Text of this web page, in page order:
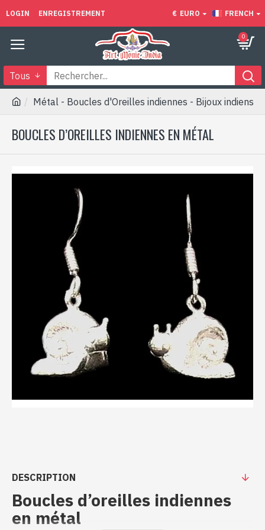
LOGIN ENREGISTREMENT € EURO FRENCH
0
Tous
Métal - Boucles d'Oreilles indiennes - Bijoux indiens
BOUCLES D’OREILLES INDIENNES EN MÉTAL
DESCRIPTION
Boucles d’oreilles indiennes
en métal